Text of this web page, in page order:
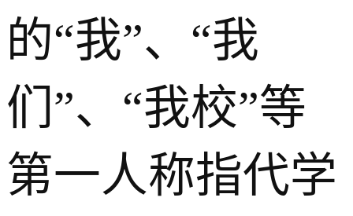
的“我”、“我
们”、“我校”等
第一人称指代学